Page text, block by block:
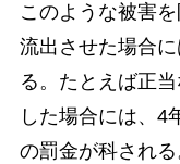
このような被害
流出させた場合
る。たとえば正
した場合には、4
の罰金が科され